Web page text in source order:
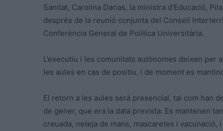
Sanitat, Carolina Darias, la ministra d’Educació,
després de la reunió conjunta del Consell
Conferència General de Política Universitària.
L’executiu i les comunitats autònomes deixen per
les aules en cas de positiu, i de moment es
El retorn a les aules serà presencial, tal com han
de gener, que era la data prevista. Es mantenen
creuada, neteja de mans, mascaretes i